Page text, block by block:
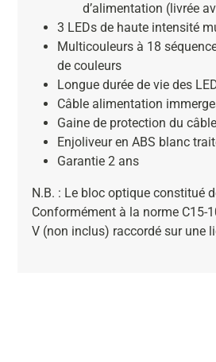
d’alimentation (livrée
3 LEDs de haute intensité
Multicouleurs à 18
de couleurs
Longue durée de vie des
Câble alimentation
Gaine de protection du
Enjoliveur en ABS blanc
Garantie 2 ans
N.B. : Le bloc optique constitué
Conformément à la norme C15-
V (non inclus) raccordé sur une